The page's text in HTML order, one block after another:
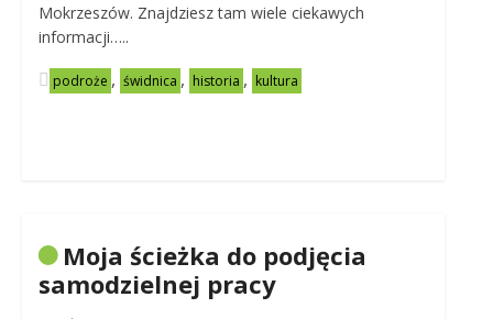
Mokrzeszów. Znajdziesz tam wiele ciekawych
informacji…..
podroże , świdnica , historia , kultura
Moja ścieżka do podjęcia
samodzielnej pracy